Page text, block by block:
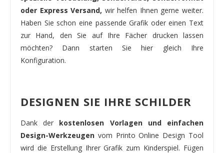
oder Express Versand, wir helfen Ihnen gerne weiter.
Haben Sie schon eine passende Grafik oder einen Text
zur Hand, den Sie auf Ihre Fächer drucken lassen
möchten? Dann starten Sie hier gleich Ihre
Konfiguration.
DESIGNEN SIE IHRE SCHILDER
Dank der kostenlosen Vorlagen und einfachen
Design-Werkzeugen vom Printo Online Design Tool
wird die Erstellung Ihrer Grafik zum Kinderspiel. Fügen